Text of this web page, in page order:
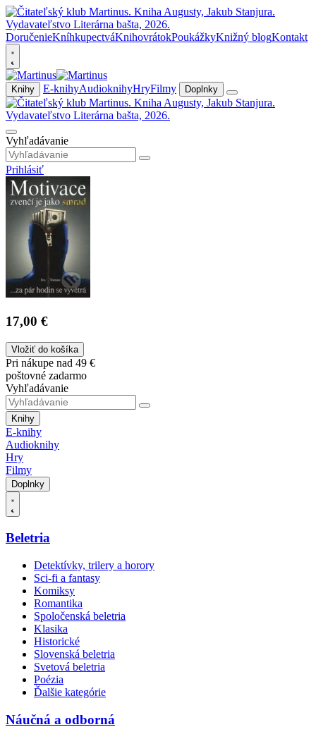
DoručenieKníhkupectváKnihovrátokPoukážkyKnižný blogKontakt
Knihy E-knihyAudioknihyHryFilmy Doplnky
Vyhľadávanie
Prihlásiť
17,00 €
Vložiť do košíka
Pri nákupe nad 49 €
poštovné zadarmo
Vyhľadávanie
Knihy
E-knihy
Audioknihy
Hry
Filmy
Doplnky
Beletria
Detektívky, trilery a horory
Sci-fi a fantasy
Komiksy
Romantika
Spoločenská beletria
Klasika
Historické
Slovenská beletria
Svetová beletria
Poézia
Ďalšie kategórie
Náučná a odborná